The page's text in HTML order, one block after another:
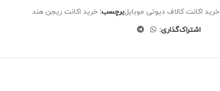
خرید اکانت کالاف دیوتی موبایلبرچسب: خرید اکانت ریجن هند
اشتراک‌گذاری: